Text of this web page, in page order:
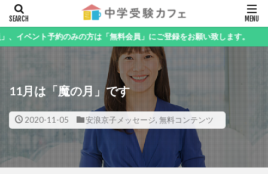
予約のみの方は「無料会員」にご登録をお願い致します。
11月は「魔の月」です
2020-11-05 安浪京子メッセージ, 無料コンテンツ
キーワード
カテゴリー
検索